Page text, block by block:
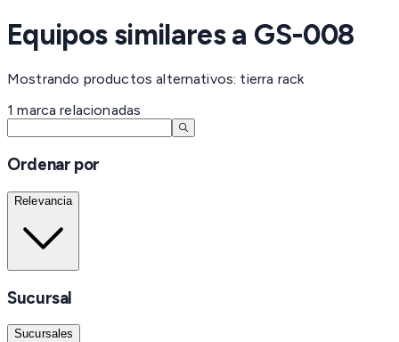
Equipos similares a GS-008
Mostrando productos alternativos: tierra rack
1 marca relacionadas
Ordenar por
Relevancia
Sucursal
Sucursales